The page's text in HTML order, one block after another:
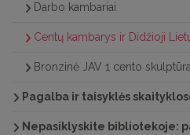
Darbo kambariai
Centų kambarys ir Didžioji
Bronzinė JAV 1 cento
Pagalba ir taisyklės
Nepasiklyskite bibliotekoje: